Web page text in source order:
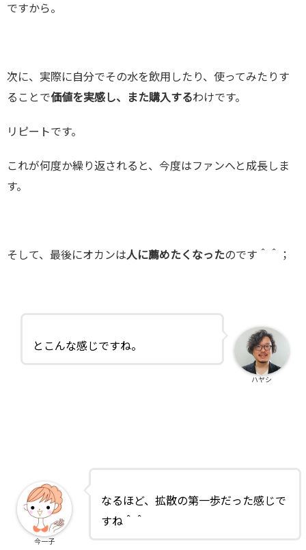
ですから。
次に、実際に自分でその水を飲用したり、使ってみたりす
ることで価値を実感し、また購入するわけです。
リピートです。
これが何度か繰り返されると、今度はファンへと成長しま
す。
そして、最後にオカンは 人に薦めたくなったのです＾＾；
とこんな感じですね。
ハヤシ
なるほど、拡散の第一歩だった感じで
すね＾＾
今一子